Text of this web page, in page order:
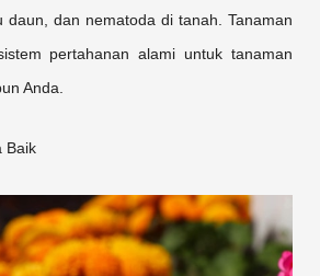
daun, dan nematoda di tanah. Tanaman
pertahanan alami untuk tanaman
Anda.
Baik